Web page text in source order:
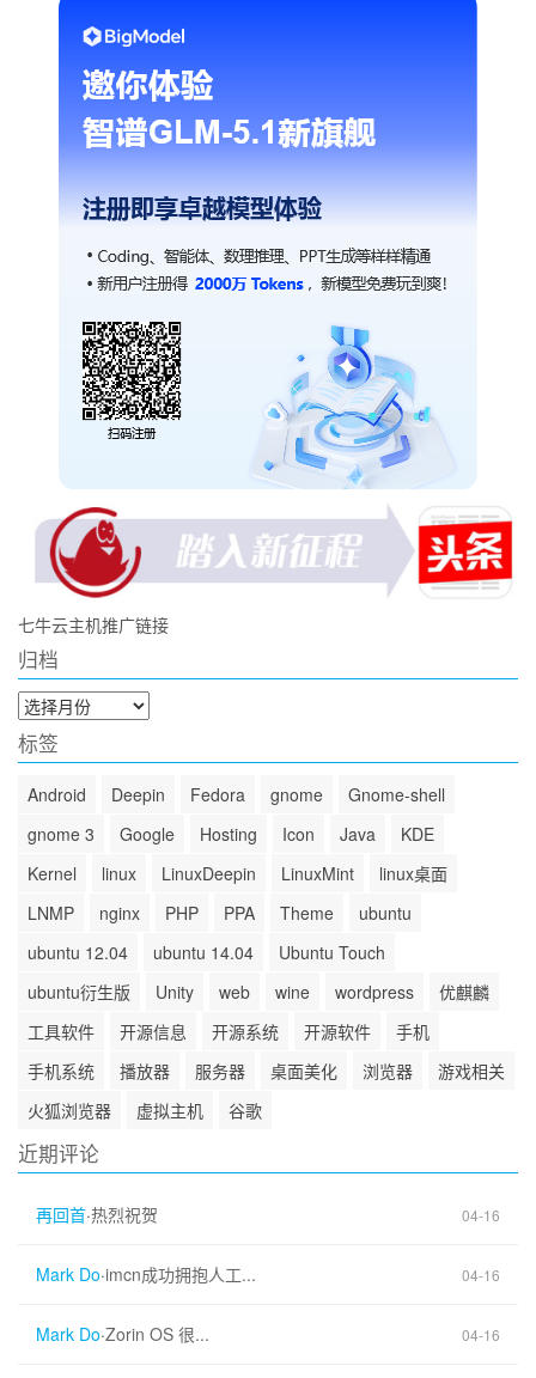
七牛云主机推广链接
归档
归
档
标签
Android Deepin Fedora gnome
Gnome-shell
gnome 3
Google Hosting Icon Java
KDE
Kernel
linux LinuxDeepin LinuxMint
linux桌面
LNMP
nginx PHP PPA Theme
ubuntu
ubuntu 12.04
ubuntu 14.04
Ubuntu Touch
ubuntu衍生版
Unity web wine wordpress
优麒麟
工具软件
开源信息 开源系统 开源软件
手机
手机系统
播放器 服务器 桌面美化 浏览器
游戏相关
火狐浏览器
虚拟主机 谷歌
近期评论
再回首·热烈祝贺 04-16
Mark Do·imcn成功拥抱人工... 04-16
Mark Do·Zorin OS 很... 04-16